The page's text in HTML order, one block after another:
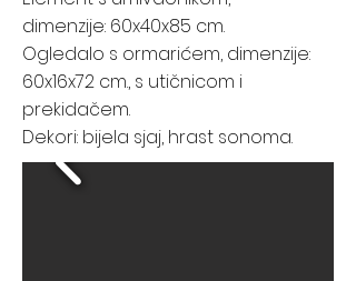
dimenzije: 60x40x85 cm.
Ogledalo s ormarićem, dimenzije:
60x16x72 cm., s utičnicom i
prekidačem.
Dekori: bijela sjaj, hrast sonoma.